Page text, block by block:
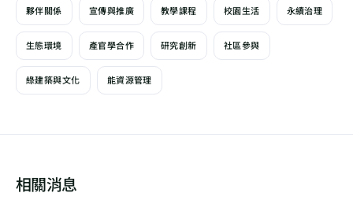
夥伴關係 宣傳與推廣 教學課程 校園生活 永續治理
生態環境 產官學合作 研究創新 社區參與
綠建築與文化 能資源管理
相關消息